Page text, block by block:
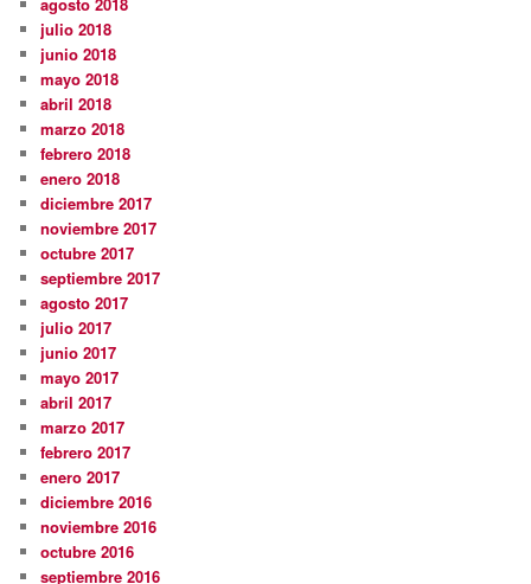
julio 2018
junio 2018
mayo 2018
abril 2018
marzo 2018
febrero 2018
enero 2018
diciembre 2017
noviembre 2017
octubre 2017
septiembre 2017
agosto 2017
julio 2017
junio 2017
mayo 2017
abril 2017
marzo 2017
febrero 2017
enero 2017
diciembre 2016
noviembre 2016
octubre 2016
septiembre 2016